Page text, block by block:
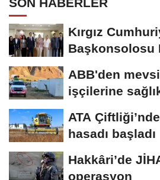
SON HABERLER
Kırgız
Başkonsolosu
ABB'den
işçilerine
ATA
hasadı başladı
Hakkâri’de
operasyon